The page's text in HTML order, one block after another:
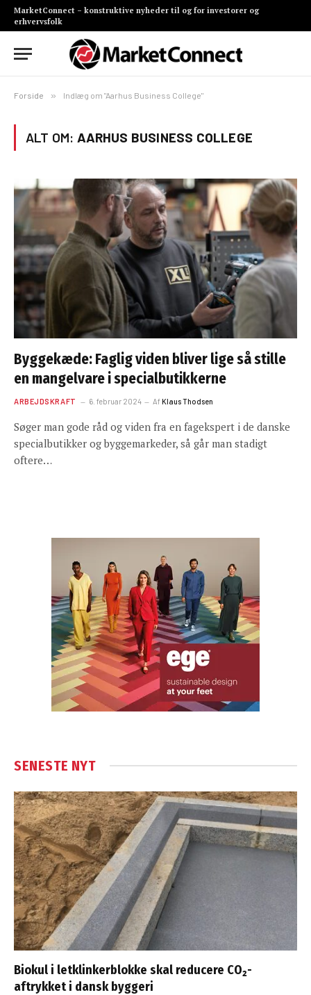
MarketConnect – konstruktive nyheder til og for investorer og
erhvervsfolk
Forside » Indlæg om "Aarhus Business College"
ALT OM: AARHUS BUSINESS COLLEGE
Byggekæde: Faglig viden bliver lige så stille
en mangelvare i specialbutikkerne
ARBEJDSKRAFT 6. februar 2024 AfKlaus Thodsen
Søger man gode råd og viden fra en fagekspert i de danske
specialbutikker og byggemarkeder, så går man stadigt
oftere…
SENESTE NYT
Biokul i letklinkerblokke skal reducere CO₂-
aftrykket i dansk byggeri